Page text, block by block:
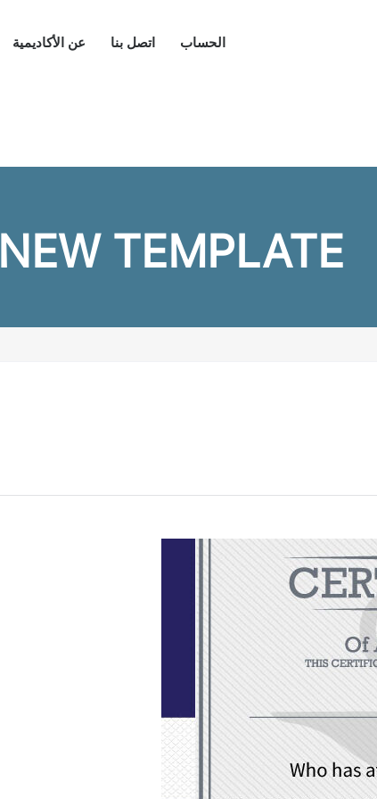
عن الأكاديمية اتصل بنا الحساب
NEW TEMPLATE